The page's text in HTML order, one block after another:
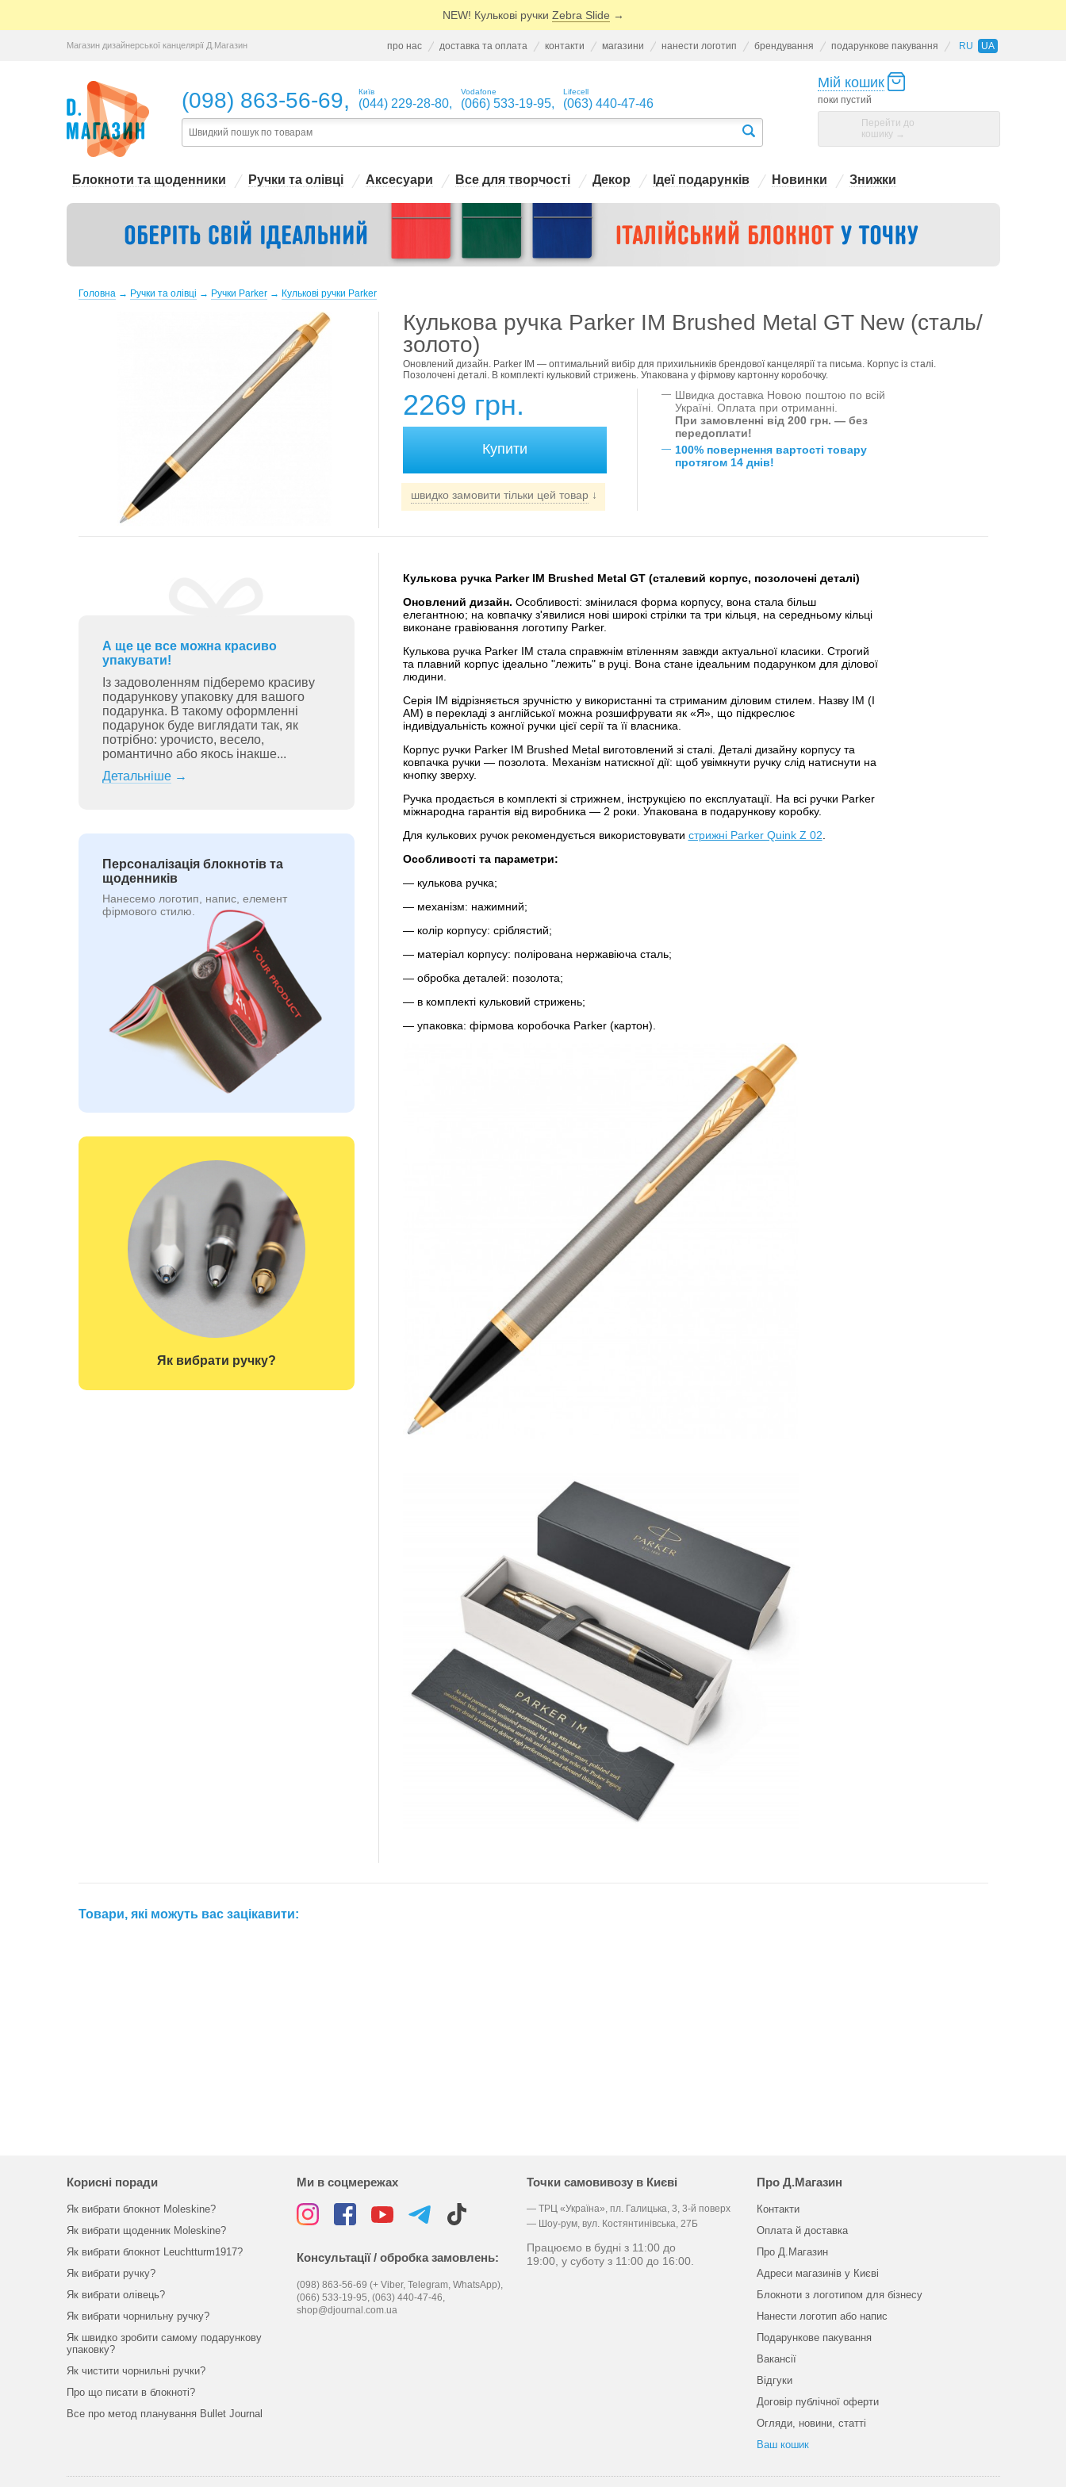
NEW! Кулькові ручки Zebra Slide →
Магазин дизайнерської канцелярії Д.Магазин про нас доставка та оплата контакти магазини нанести логотип брендування подарункове пакування RU UA
(098) 863-56-69, Київ
(044) 229-28-80,
Vodafone
(066) 533-19-95,
Lifecell
(063) 440-47-46
Мій кошик
поки пустий
Перейти до
кошику →
Блокноти та щоденники Ручки та олівці Аксесуари Все для творчості Декор Ідеї подарунків Новинки Знижки
Головна → Ручки та олівці → Ручки Parker → Кулькові ручки Parker
Кулькова ручка Parker IM Brushed Metal GT New (сталь/
золото)
Оновлений дизайн. Parker IM — оптимальний вибір для прихильників брендової канцелярії та письма. Корпус із сталі.
Позолочені деталі. В комплекті кульковий стрижень. Упакована у фірмову картонну коробочку.
2269 грн.
швидко замовити тільки цей товар↓
— Швидка доставка Новою поштою по всій
Україні. Оплата при отриманні.
При замовленні від 200 грн. — без
передоплати!
— 100% повернення вартості товару
протягом 14 днів!
А ще це все можна красиво
упакувати!
Із задоволенням підберемо красиву
подарункову упаковку для вашого
подарунка. В такому оформленні
подарунок буде виглядати так, як
потрібно: урочисто, весело,
романтично або якось інакше...
Детальніше→
Персоналізація блокнотів та
щоденників
Нанесемо логотип, напис, елемент
фірмового стилю.
Як вибрати ручку?
Кулькова ручка Parker IM Brushed Metal GT (сталевий корпус, позолочені деталі)
Оновлений дизайн. Особливості: змінилася форма корпусу, вона стала більш
елегантною; на ковпачку з'явилися нові широкі стрілки та три кільця, на середньому кільці
виконане гравіювання логотипу Parker.
Кулькова ручка Parker IM стала справжнім втіленням завжди актуальної класики. Строгий
та плавний корпус ідеально "лежить" в руці. Вона стане ідеальним подарунком для ділової
людини.
Серія IM відрізняється зручністю у використанні та стриманим діловим стилем. Назву IM (I
AM) в перекладі з англійської можна розшифрувати як «Я», що підкреслює
індивідуальність кожної ручки цієї серії та її власника.
Корпус ручки Parker IM Brushed Metal виготовлений зі сталі. Деталі дизайну корпусу та
ковпачка ручки — позолота. Механізм натискної дії: щоб увімкнути ручку слід натиснути на
кнопку зверху.
Ручка продається в комплекті зі стрижнем, інструкцією по експлуатації. На всі ручки Parker
міжнародна гарантія від виробника — 2 роки. Упакована в подарункову коробку.
Для кулькових ручок рекомендується використовувати стрижні Parker Quink Z 02
Особливості та параметри:
— кулькова ручка;
— механізм: нажимний;
— колір корпусу: сріблястий;
— матеріал корпусу: полірована нержавіюча сталь;
— обробка деталей: позолота;
— в комплекті кульковий стрижень;
— упаковка: фірмова коробочка Parker (картон).
Товари, які можуть вас зацікавити:
Корисні поради
Як вибрати блокнот Moleskine?
Як вибрати щоденник Moleskine?
Як вибрати блокнот Leuchtturm1917?
Як вибрати ручку?
Як вибрати олівець?
Як вибрати чорнильну ручку?
Як швидко зробити самому подарункову
упаковку?
Як чистити чорнильні ручки?
Про що писати в блокноті?
Все про метод планування Bullet Journal
Ми в соцмережах
Консультації / обробка замовлень:
(098) 863-56-69 (+ Viber, Telegram, WhatsApp),
(066) 533-19-95, (063) 440-47-46,
shop@djournal.com.ua
Точки самовивозу в Києві
— ТРЦ «Україна», пл. Галицька, 3, 3-й поверх
— Шоу-рум, вул. Костянтинівська, 27Б
Працюємо в будні з 11:00 до
19:00, у суботу з 11:00 до 16:00.
Про Д.Магазин
Контакти
Оплата й доставка
Про Д.Магазин
Адреси магазинів у Києві
Блокноти з логотипом для бізнесу
Нанести логотип або напис
Подарункове пакування
Вакансії
Відгуки
Договір публічної оферти
Огляди, новини, статті
Ваш кошик